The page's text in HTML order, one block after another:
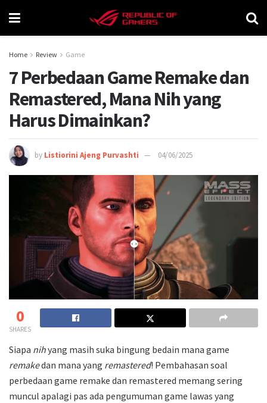
Home Review Game
7 Perbedaan Game Remake dan
Remastered, Mana Nih yang
Harus Dimainkan?
by Listiorini Ajeng Purvashti 04/06/2025
0
SHARES
Siapa nihyang masih suka bingung bedain mana game
remakedan mana yang remastered! Pembahasan soal
perbedaan game remake dan remastered memang sering
muncul apalagi pas ada pengumuman game lawas yang